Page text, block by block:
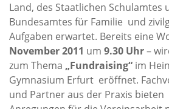
Land, des Staatlichen Schulamtes
Bundesamtes für Familie und
Aufgaben erwartet. Bereits eine
November 2011 um 9.30 Uhr–
zum Thema „Fundraising“ im
Gymnasium Erfurt eröffnet.
und Partner aus der Praxis bieten